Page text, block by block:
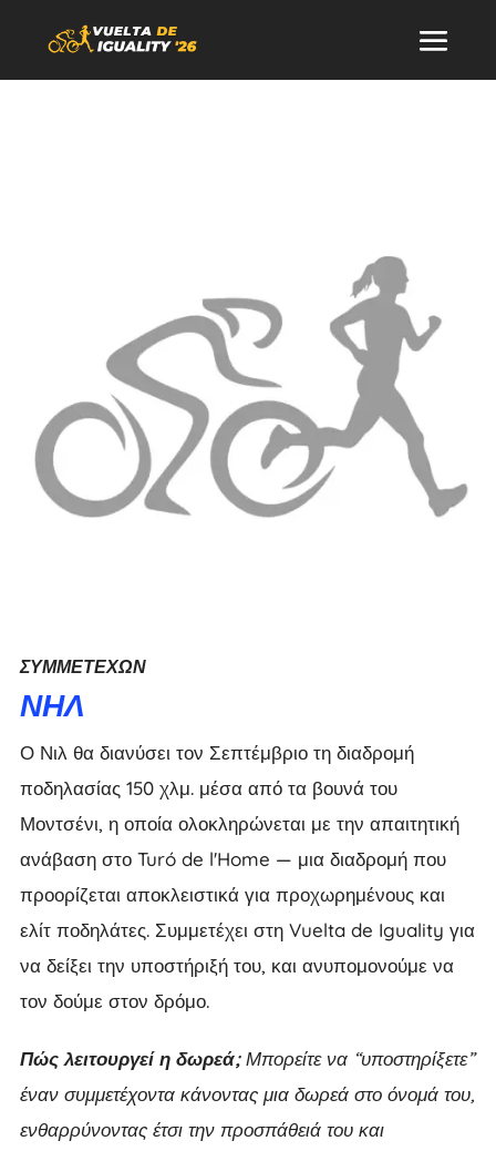
ΣΥΜΜΕΤΈΧΩΝ
ΝΗΛ
Ο Νιλ θα διανύσει τον Σεπτέμβριο τη διαδρομή
ποδηλασίας 150 χλμ. μέσα από τα βουνά του
Μοντσένι, η οποία ολοκληρώνεται με την απαιτητική
ανάβαση στο Turó de l'Home — μια διαδρομή που
προορίζεται αποκλειστικά για προχωρημένους και
ελίτ ποδηλάτες. Συμμετέχει στη Vuelta de Iguality για
να δείξει την υποστήριξή του, και ανυπομονούμε να
τον δούμε στον δρόμο.
Πώς λειτουργεί η δωρεά;Μπορείτε να “υποστηρίξετε”
έναν συμμετέχοντα κάνοντας μια δωρεά στο όνομά του,
ενθαρρύνοντας έτσι την προσπάθειά του και